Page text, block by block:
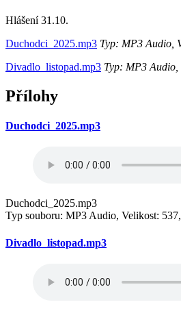
Hlášení 31.10.
Duchodci_2025.mp3 Typ: MP3 Audio,
Divadlo_listopad.mp3 Typ: MP3
Přílohy
Duchodci_2025.mp3
Duchodci_2025.mp3
Typ souboru: MP3 Audio, Velikost:
Divadlo_listopad.mp3